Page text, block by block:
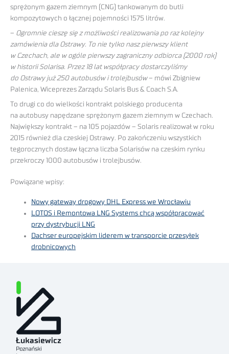
sprężonym gazem ziemnym (CNG) tankowanym do butli
kompozytowych o łącznej pojemności 1575 litrów.
– Ogromnie cieszę się z możliwości realizowania po raz kolejny
zamówienia dla Ostrawy. To nie tylko nasz pierwszy klient
w Czechach, ale w ogóle pierwszy zagraniczny odbiorca (2000 rok)
w historii Solarisa. Przez 18 lat współpracy dostarczyliśmy
do Ostrawy już 250 autobusów i trolejbusów– mówi Zbigniew
Palenica, Wiceprezes Zarządu Solaris Bus & Coach S.A.
To drugi co do wielkości kontrakt polskiego producenta
na autobusy napędzane sprężonym gazem ziemnym w Czechach.
Największy kontrakt – na 105 pojazdów – Solaris realizował w roku
2015 również dla czeskiej Ostrawy. Po zakończeniu wszystkich
tegorocznych dostaw łączna liczba Solarisów na czeskim rynku
przekroczy 1000 autobusów i trolejbusów.
Powiązane wpisy:
Nowy gateway drogowy DHL Express we Wrocławiu
LOTOS i Remontowa LNG Systems chcą współpracować
przy dystrybucji LNG
Dachser europejskim liderem w transporcie przesyłek
drobnicowych